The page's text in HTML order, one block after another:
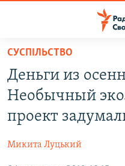
Перейти
основного
матеріалу
до
основної
ВСЕ ЗА ДОБУ
ЕКОНОМІКА
РОСІЙСЬКА «ФІЛЬТРАЦІЯ»
СУСПІЛЬСТВО
Деньги из
Необычный
проект
Микита Луцький